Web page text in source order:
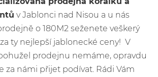
v Jablonci nad Nisou a u nás
o 180M2 seženete veškerý
ty nejlepší jablonecké ceny! V
prodejnu nemáme, opravdu
za námi přijet podívat. Rádi Vám